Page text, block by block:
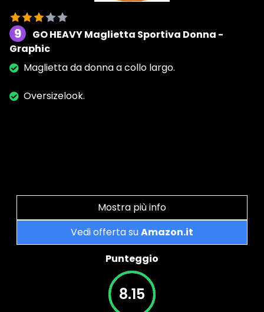
9
GO HEAVY Maglietta Sportiva Donna -
Graphic
Maglietta da donna a collo largo.
Oversizelook.
Mostra più info
Vedi offerta suAmazon.it
Punteggio
8.15